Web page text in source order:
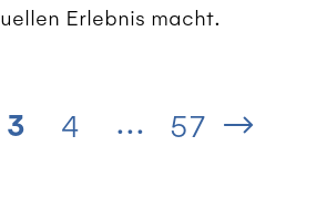
Erlebnis macht.
3 4 ... 57